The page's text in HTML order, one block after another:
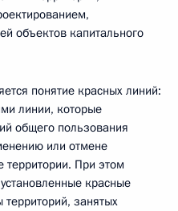
объектов капитального
понятие красных линий:
линии, которые
общего пользования
или отмене
территории. При этом
красные
занятых